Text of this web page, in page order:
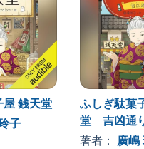
銭天堂
子
ふしぎ駄菓
堂 吉凶通
著者： 廣嶋